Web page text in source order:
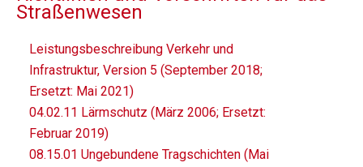
Straßenwesen
Leistungsbeschreibung Verkehr und
Infrastruktur, Version 5 (September 2018;
Ersetzt: Mai 2021)
04.02.11 Lärmschutz (März 2006; Ersetzt:
Februar 2019)
08.15.01 Ungebundene Tragschichten (Mai